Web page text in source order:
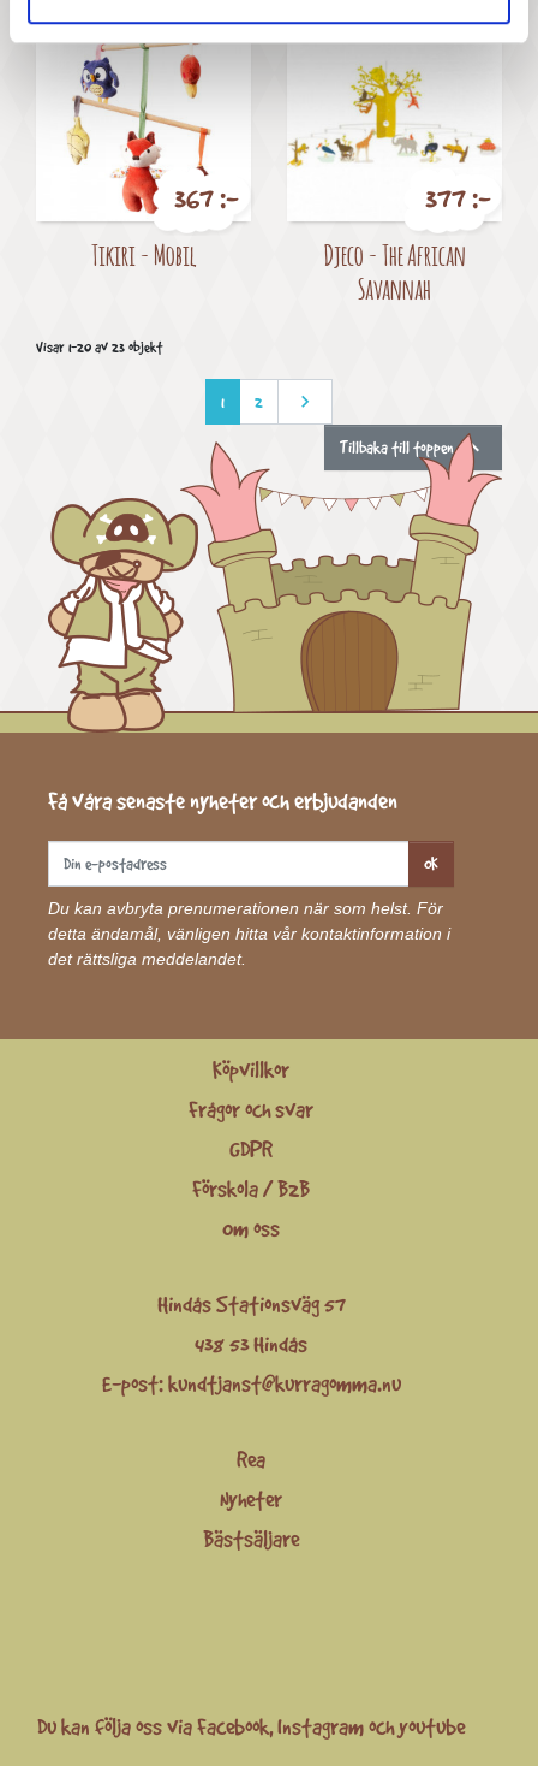
Pris
367 :-
Tikiri - Mobil
Pris
377 :-
Djeco - The African
Savannah
Visar 1-20 av 23 objekt
1 2 Nästa

Tillbaka till toppen
Få våra senaste nyheter och erbjudanden
OK
Du kan avbryta prenumerationen när som helst. För
detta ändamål, vänligen hitta vår kontaktinformation i
det rättsliga meddelandet.
Köpvillkor
Frågor och svar
GDPR
Förskola / B2B
Om oss
Hindås Stationsväg 57
438 53 Hindås
E-post:kundtjanst@kurragomma.nu
Rea
Nyheter
Bästsäljare
Du kan följa oss viaFacebook,Instagramochyoutube